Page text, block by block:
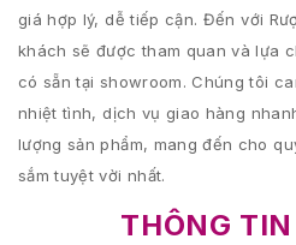
giá hợp lý, dễ tiếp cận. Đến với
khách sẽ được tham quan và lựa
có sẵn tại showroom. Chúng tôi
nhiệt tình, dịch vụ giao hàng
lượng sản phẩm, mang đến cho
sắm tuyệt vời nhất.
THÔNG